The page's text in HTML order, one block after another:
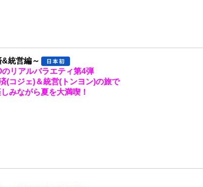
統営編～
リアルバラエティ第4弾
(コジェ)＆統営(トンヨン)の旅で
みながら夏を大満喫！